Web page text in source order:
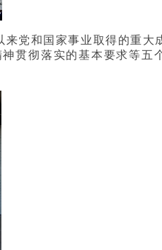
党和国家事业取得的重大
贯彻落实的基本要求等五